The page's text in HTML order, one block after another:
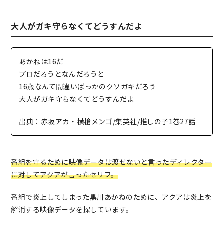
大人がガキ守らなくてどうすんだよ
あかねは16だ
プロだろうとなんだろうと
16歳なんて間違いばっかのクソガキだろう
大人がガキ守らなくてどうすんだよ
出典：赤坂アカ・横槍メンゴ/集英社/推しの子1巻27話
番組を守るために映像データは渡せないと言ったディレクター
に対してアクアが言ったセリフ。
番組で炎上してしまった黒川あかねのために、アクアは炎上を
解消する映像データを探しています。